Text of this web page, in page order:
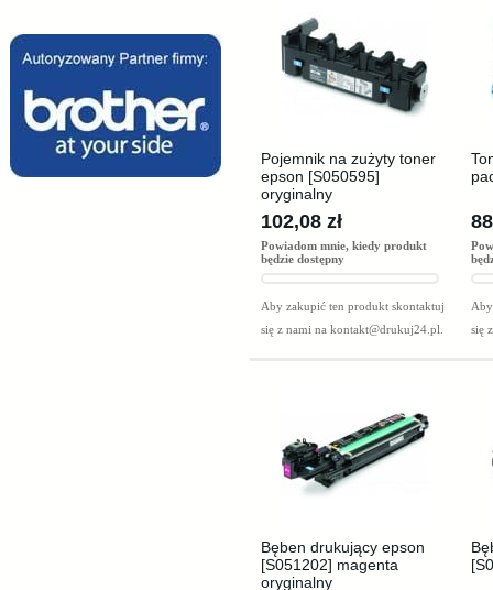
Pojemnik na zużyty toner
epson [S050595]
oryginalny
102,08 zł
Powiadom mnie, kiedy produkt
będzie dostępny
Aby zakupić ten produkt skontaktuj
się z nami na kontakt@drukuj24.pl
się
Bęben drukujący epson
[S051202] magenta
oryginalny